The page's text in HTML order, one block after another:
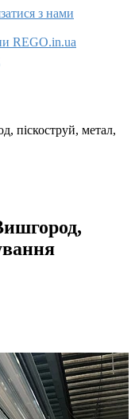
з нами
піскоструй, метал,